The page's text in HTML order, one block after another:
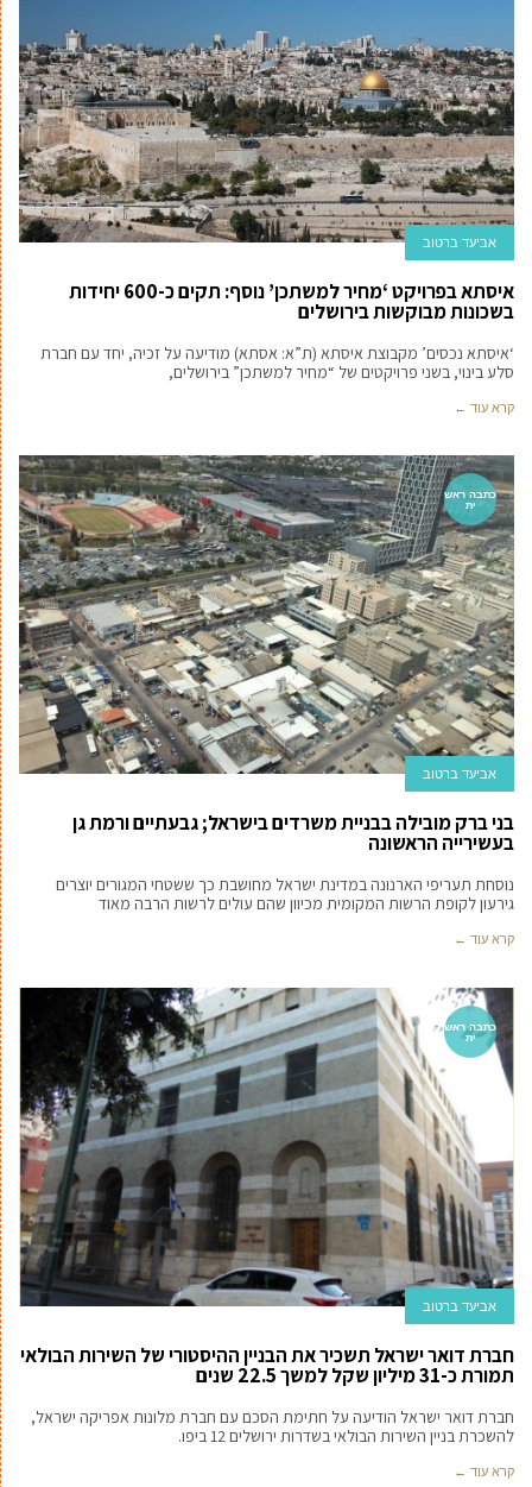
אביעד ברטוב
איסתא בפרויקט ‘מחיר למשתכן’ נוסף: תקים כ-600 יחידות
בשכונות מבוקשות בירושלים
‘איסתא נכסים’ מקבוצת איסתא (ת”א: אסתא) מודיעה על זכיה, יחד עם חברת
סלע בינוי, בשני פרויקטים של “מחיר למשתכן” בירושלים,
קרא עוד ←
כתבה ראש
ית
אביעד ברטוב
בני ברק מובילה בבניית משרדים בישראל; גבעתיים ורמת גן
בעשירייה הראשונה
נוסחת תעריפי הארנונה במדינת ישראל מחושבת כך ששטחי המגורים יוצרים
גירעון לקופת הרשות המקומית מכיוון שהם עולים לרשות הרבה מאוד
קרא עוד ←
כתבה ראש
ית
אביעד ברטוב
חברת דואר ישראל תשכיר את הבניין ההיסטורי של השירות הבולאי
תמורת כ-31 מיליון שקל למשך 22.5 שנים
חברת דואר ישראל הודיעה על חתימת הסכם עם חברת מלונות אפריקה ישראל,
להשכרת בניין השירות הבולאי בשדרות ירושלים 12 ביפו.
קרא עוד ←